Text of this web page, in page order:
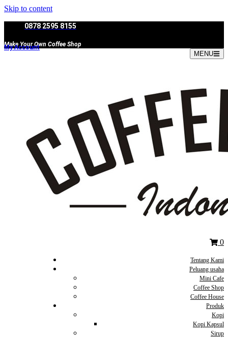
Skip to content
0878 2595 8155
Make Your Own Coffee Shop
My Account
MENU
0
Tentang Kami
Peluang usaha
Mini Cafe
Coffee Shop
Coffee House
Produk
Kopi
Kopi Kapsul
Sirup